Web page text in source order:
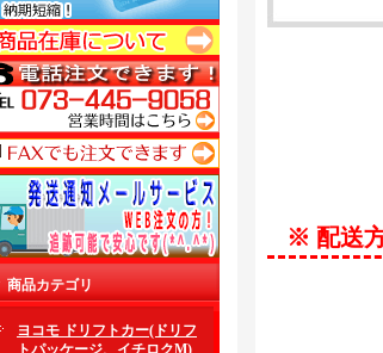
商品カテゴリ
ヨコモ ドリフトカー(ドリフ
トパッケージ、イチロクM)
※ 配送